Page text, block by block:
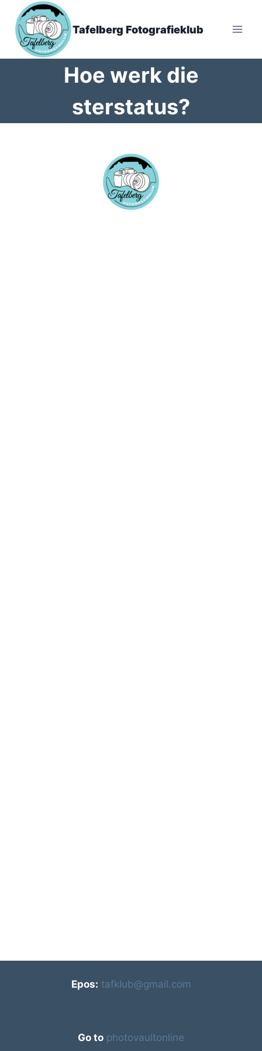
Tafelberg Fotografieklub
Hoe werk die
sterstatus?
Epos: tafklub@gmail.com
Go to photovaultonline